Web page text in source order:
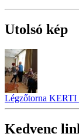
Utolsó kép
Légzőtorna
Kedvenc